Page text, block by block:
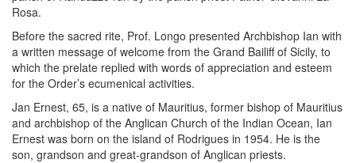
Rosa.
Before the sacred rite, Prof. Longo presented Archbishop Ian with
a written message of welcome from the Grand Bailiff of Sicily, to
which the prelate replied with words of appreciation and esteem
for the Order’s ecumenical activities.
Jan Ernest, 65, is a native of Mauritius, former bishop of Mauritius
and archbishop of the Anglican Church of the Indian Ocean, Ian
Ernest was born on the island of Rodrigues in 1954. He is the
son, grandson and great-grandson of Anglican priests.